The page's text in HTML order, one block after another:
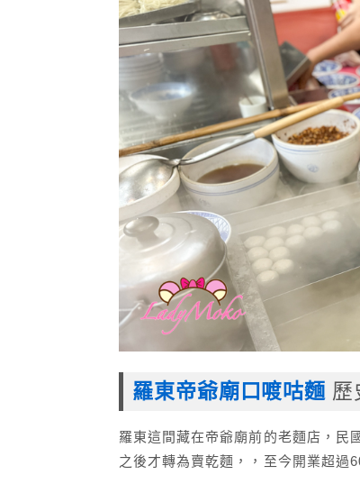
羅東帝爺廟口喥咕麵 歷
羅東這間藏在帝爺廟前的老麵店，民
之後才轉為賣乾麵，，至今開業超過